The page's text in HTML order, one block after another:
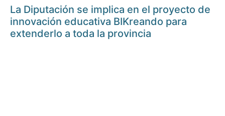
La Diputación se implica en el proyecto de
innovación educativa BIKreando para
extenderlo a toda la provincia